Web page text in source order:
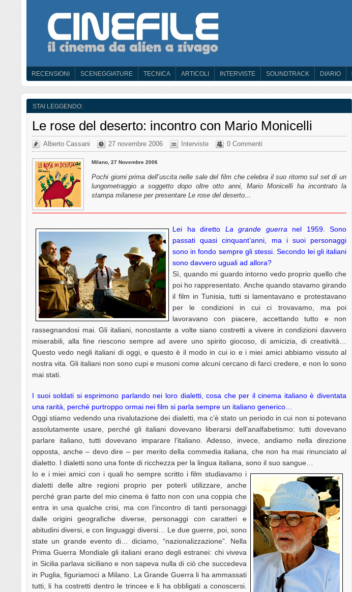
RECENSIONI SCENEGGIATURE TECNICA ARTICOLI INTERVISTE SOUNDTRACK DIARIO
STAI LEGGENDO:
Le rose del deserto: incontro con Mario Monicelli
Alberto Cassani 27 novembre 2006 Interviste 0 Commenti
Milano, 27 Novembre 2006
Pochi giorni prima dell’uscita nelle sale del film che celebra il suo ritorno sul set di un
lungometraggio a soggetto dopo oltre otto anni, Mario Monicelli ha incontrato la
stampa milanese per presentare Le rose del deserto…
Lei ha diretto La grande guerra nel 1959. Sono
passati quasi cinquant’anni, ma i suoi personaggi
sono in fondo sempre gli stessi. Secondo lei gli italiani
sono davvero uguali ad allora?
Sì, quando mi guardo intorno vedo proprio quello che
poi ho rappresentato. Anche quando stavamo girando
il film in Tunisia, tutti si lamentavano e protestavano
per le condizioni in cui ci trovavamo, ma poi
lavoravano con piacere, accettando tutto e non
rassegnandosi mai. Gli italiani, nonostante a volte siano costretti a vivere in condizioni davvero
miserabili, alla fine riescono sempre ad avere uno spirito giocoso, di amicizia, di creatività…
Questo vedo negli italiani di oggi, e questo è il modo in cui io e i miei amici abbiamo vissuto al
nostra vita. Gli italiani non sono cupi e musoni come alcuni cercano di farci credere, e non lo sono
mai stati.
I suoi soldati si esprimono parlando nei loro dialetti, cosa che per il cinema italiano è diventata
una rarità, perché purtroppo ormai nei film si parla sempre un italiano generico…
Oggi stiamo vedendo una rivalutazione dei dialetti, ma c’è stato un periodo in cui non si potevano
assolutamente usare, perché gli italiani dovevano liberarsi dell’analfabetismo: tutti dovevano
parlare italiano, tutti dovevano imparare l’italiano. Adesso, invece, andiamo nella direzione
opposta, anche – devo dire – per merito della commedia italiana, che non ha mai rinunciato al
dialetto. I dialetti sono una fonte di ricchezza per la lingua italiana, sono il suo sangue…
Io e i miei amici con i quali ho sempre scritto i film studiavamo i
dialetti delle altre regioni proprio per poterli utilizzare, anche
perché gran parte del mio cinema è fatto non con una coppia che
entra in una qualche crisi, ma con l’incontro di tanti personaggi
dalle origini geografiche diverse, personaggi con caratteri e
abitudini diversi, e con linguaggi diversi… Le due guerre, poi, sono
state un grande evento di… diciamo, “nazionalizzazione”. Nella
Prima Guerra Mondiale gli italiani erano degli estranei: chi viveva
in Sicilia parlava siciliano e non sapeva nulla di ciò che succedeva
in Puglia, figuriamoci a Milano. La Grande Guerra li ha ammassati
tutti, li ha costretti dentro le trincee e li ha obbligati a conoscersi.